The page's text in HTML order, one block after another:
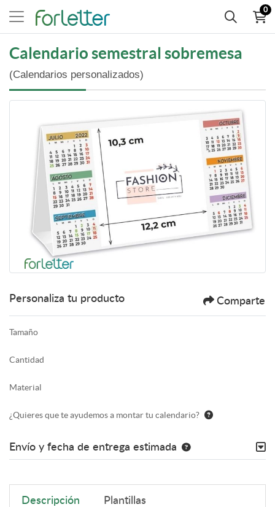
0
Calendario semestral sobremesa
(Calendarios personalizados)
Personaliza tu producto Comparte
Tamaño
Cantidad
Material
¿Quieres que te ayudemos a montar tu calendario?
Envío y fecha de entrega estimada
Descripción Plantillas